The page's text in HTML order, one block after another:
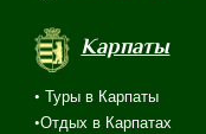
Карпаты
• Туры в Карпаты
•Отдых в Карпатах